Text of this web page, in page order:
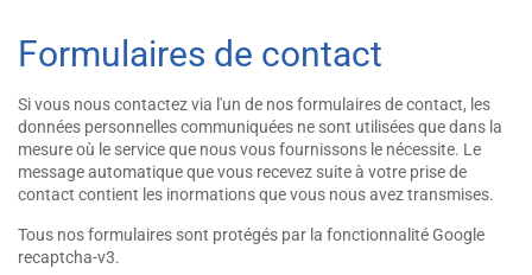
Formulaires de contact
Si vous nous contactez via l'un de nos formulaires de contact, les
données personnelles communiquées ne sont utilisées que dans la
mesure où le service que nous vous fournissons le nécessite. Le
message automatique que vous recevez suite à votre prise de
contact contient les inormations que vous nous avez transmises.
Tous nos formulaires sont protégés par la fonctionnalité Google
recaptcha-v3.